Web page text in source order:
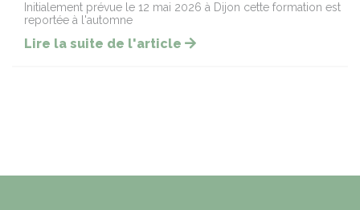
Initialement prévue le 12 mai 2026 à Dijon cette formation est
reportée à l'automne
Lire la suite de l'article